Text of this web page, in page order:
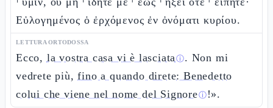
Εὐλογημένος ὁ ἐρχόμενος ἐν ὀνόματι κυρίου.
LETTURA ORTODOSSA
Ecco, la vostra casa vi è lasciataⓘ. Non mi
vedrete più,fino a quando direte: Benedetto
colui che viene nel nome del Signoreⓘ !».